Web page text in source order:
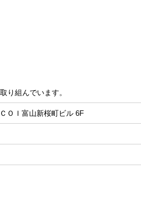
り組んでいます。
ＯＩ富山新桜町ビル 6F